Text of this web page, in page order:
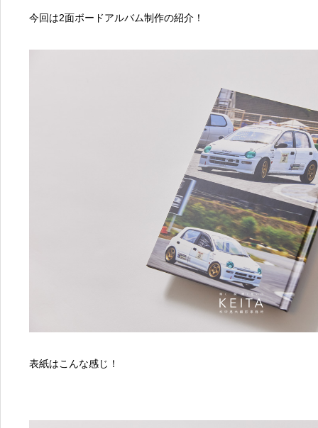
今回は2面ボードアルバム制作の紹介！
表紙はこんな感じ！